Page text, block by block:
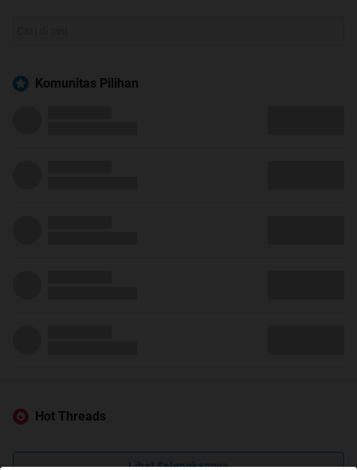
Komunitas Pilihan
Hot Threads
Lihat Selengkapnya